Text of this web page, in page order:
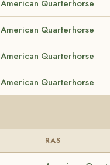
American Quarterhorse
American Quarterhorse
American Quarterhorse
American Quarterhorse
RAS